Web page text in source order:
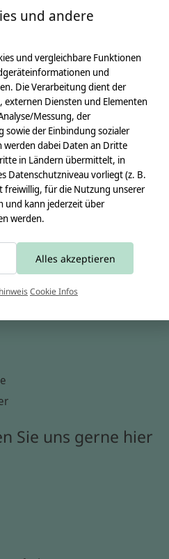
Sie uns gerne hier
und andere
und vergleichbare Funktionen
und
Die Verarbeitung dient der
Diensten und Elementen
Messung, der
sowie der Einbindung sozialer
werden dabei Daten an Dritte
in Ländern übermittelt, in
Datenschutzniveau vorliegt (z. B.
freiwillig, für die Nutzung unserer
und kann jederzeit über
werden.
Alles akzeptieren
Cookie Infos